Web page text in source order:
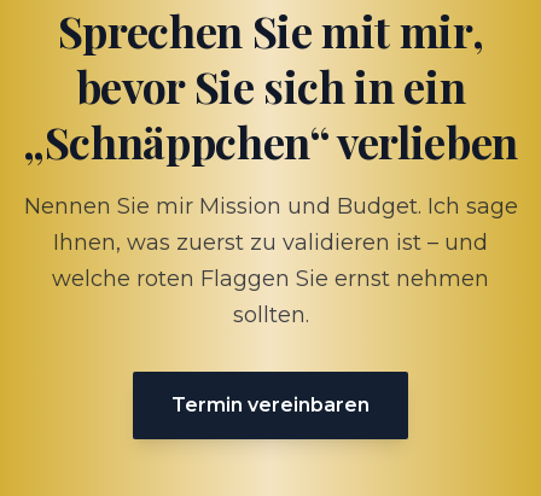
Sprechen Sie mit mir,
bevor Sie sich in ein
„Schnäppchen“ verlieben
Nennen Sie mir Mission und Budget. Ich sage
Ihnen, was zuerst zu validieren ist – und
welche roten Flaggen Sie ernst nehmen
sollten.
Termin vereinbaren